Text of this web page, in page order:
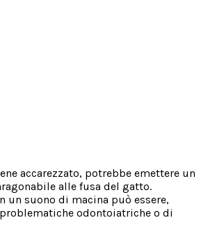
accarezzato, potrebbe emettere un
alle fusa del gatto.
un suono di macina può essere,
odontoiatriche o di